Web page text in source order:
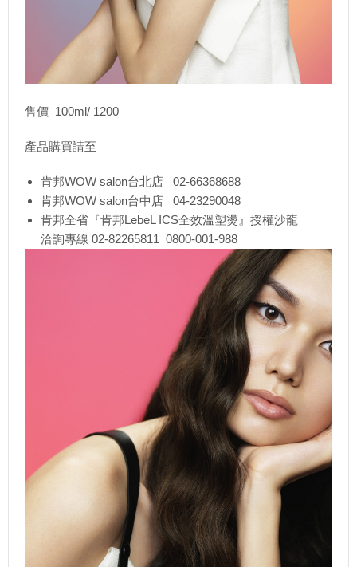
售價 100ml/ 1200
產品購買請至
肯邦WOW salon台北店 02-66368688
肯邦WOW salon台中店 04-23290048
肯邦全省『肯邦LebeL ICS全效溫塑燙』授權沙龍
洽詢專線 02-82265811 0800-001-988